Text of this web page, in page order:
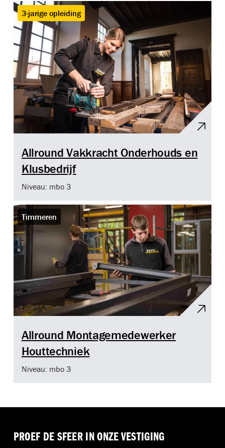
3-jarige opleiding
Allround Vakkracht Onderhouds en
Klusbedrijf
Niveau: mbo 3
Timmeren
Allround Montagemedewerker
Houttechniek
Niveau: mbo 3
PROEF DE SFEER IN ONZE VESTIGING